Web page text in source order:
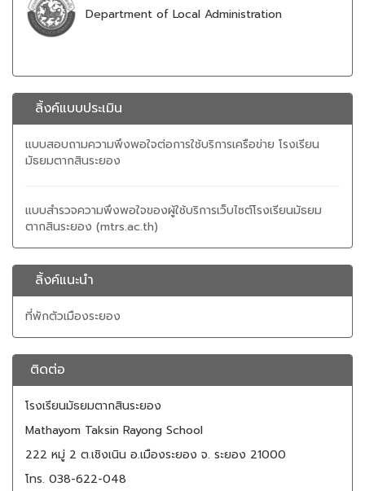
Department of Local Administration
ลิ้งค์แบบประเมิน
แบบสอบถามความพึงพอใจต่อการใช้บริการเครือข่าย โรงเรียน
มัธยมตากสินระยอง
แบบสำรวจความพึงพอใจของผู้ใช้บริการเว็บไซต์โรงเรียนมัธยม
ตากสินระยอง (mtrs.ac.th)
ลิ้งค์แนะนำ
ที่พักตัวเมืองระยอง
ติดต่อ
โรงเรียนมัธยมตากสินระยอง
Mathayom Taksin Rayong School
222 หมู่ 2 ต.เชิงเนิน อ.เมืองระยอง จ. ระยอง 21000
โทร. 038-622-048